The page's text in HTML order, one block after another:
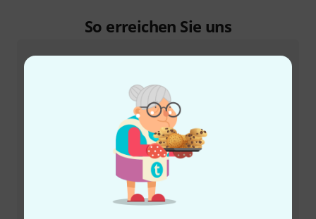
So erreichen Sie uns
+49-9546-9223-66